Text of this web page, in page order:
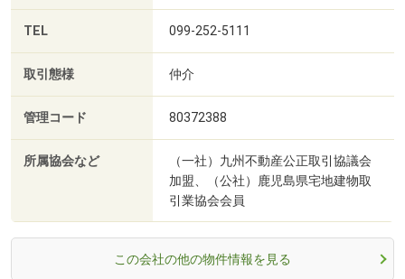
TEL 099-252-5111
取引態様 仲介
管理コード 80372388
所属協会など
（一社）九州不動産公正取引協議会
加盟、（公社）鹿児島県宅地建物取
引業協会会員
この会社の他の物件情報を見る